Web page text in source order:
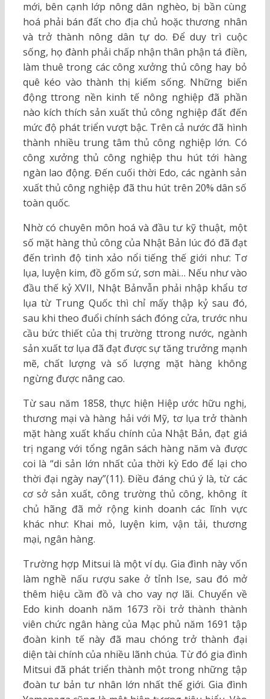
mới, bên cạnh lớp nông dân nghèo, bị bần cùng
hoá phải bán đất cho địa chủ hoặc thương nhân
và trở thành nông dân tự do. Để duy trì cuộc
sống, họ đành phải chấp nhận thân phận tá điền,
làm thuê trong các công xưởng thủ công hay bỏ
quê kéo vào thành thị kiếm sống. Những biến
động ttrong nền kinh tế nông nghiệp đã phần
nào kích thích sản xuất thủ công nghiệp đất đến
mức độ phát triển vượt bậc. Trên cả nước đã hình
thành nhiều trung tâm thủ công nghiệp lớn. Có
công xưởng thủ công nghiệp thu hút tới hàng
ngàn lao động. Đến cuối thời Edo, các ngành sản
xuất thủ công nghiệp đã thu hút trên 20% dân số
toàn quốc.
Nhờ có chuyên môn hoá và đầu tư kỹ thuật, một
số mặt hàng thủ công của Nhật Bản lúc đó đã đạt
đến trình độ tinh xảo nổi tiếng thế giới như: Tơ
lụa, luyện kim, đồ gốm sứ, sơn mài… Nếu như vào
đầu thế kỷ XVII, Nhật Bảnvẫn phải nhập khẩu tơ
lụa từ Trung Quốc thì chỉ mấy thập kỷ sau đó,
sau khi theo đuổi chính sách đóng cửa, trước nhu
cầu bức thiết của thị trường ttrong nước, ngành
sản xuất tơ lụa đã đạt được sự tăng trưởng mạnh
mẽ, chất lượng và số lượng mặt hàng không
ngừng được nâng cao.
Từ sau năm 1858, thực hiện Hiệp ước hữu nghị,
thương mại và hàng hải với Mỹ, tơ lụa trở thành
mặt hàng xuất khẩu chính của Nhật Bản, đạt giá
trị ngang với tổng ngân sách hàng năm và được
coi là “di sản lớn nhất của thời kỳ Edo để lại cho
thời đại ngày nay”(11). Điều đáng chú ý là, từ các
cơ sở sản xuất, công trường thủ công, không ít
chủ hãng đã mở rộng kinh doanh các lĩnh vực
khác như: Khai mỏ, luyện kim, vận tải, thương
mại, ngân hàng.
Trường hợp Mitsui là một ví dụ. Gia đình này vốn
làm nghề nấu rượu sake ở tỉnh Ise, sau đó mở
thêm hiệu cầm đồ và cho vay nợ lãi. Chuyển về
Edo kinh doanh năm 1673 rồi trở thành thành
viên chức ngân hàng của Mạc phủ năm 1691 tập
đoàn kinh tế này đã mau chóng trở thành đại
diện tài chính của nhiều lãnh chúa. Từ đó gia đình
Mitsui đã phát triển thành một trong những tập
đoàn tư bản tư nhân lớn nhất thế giới. Gia đình